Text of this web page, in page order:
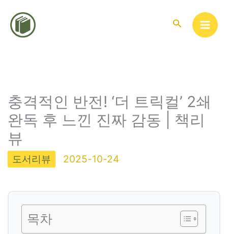
검
충격적인 반전! ‘더 트릭컬’ 2쇄
완독 후 느낀 진짜 감동 | 책리
뷰
도서리뷰 2025-10-24
목차